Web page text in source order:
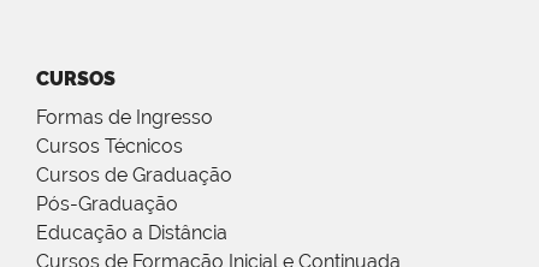
CURSOS
Formas de Ingresso
Cursos Técnicos
Cursos de Graduação
Pós-Graduação
Educação a Distância
Cursos de Formação Inicial e Continuada